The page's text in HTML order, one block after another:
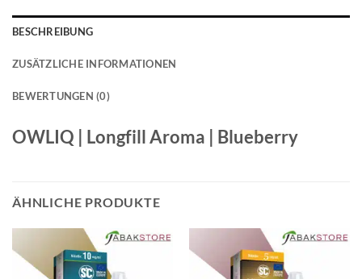
BESCHREIBUNG
ZUSÄTZLICHE INFORMATIONEN
BEWERTUNGEN (0)
OWLIQ | Longfill Aroma | Blueberry
ÄHNLICHE PRODUKTE